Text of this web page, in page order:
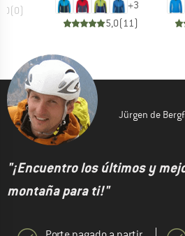
(0) +3
5,0( 11)
Jürgen de
"¡Encuentro los últimos y
montaña para ti!"